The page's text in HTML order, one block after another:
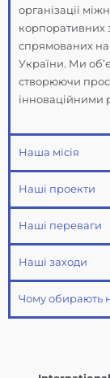
організації
корпоративних
спрямованих на
України. Ми
створюючи
інноваційними
Наша місія
Наші проекти
Наші переваги
Наші заходи
Чому обирають